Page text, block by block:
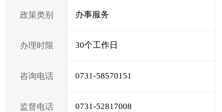
政策类别 办事服务
办理时限 30个工作日
咨询电话 0731-58570151
监督电话 0731-52817008